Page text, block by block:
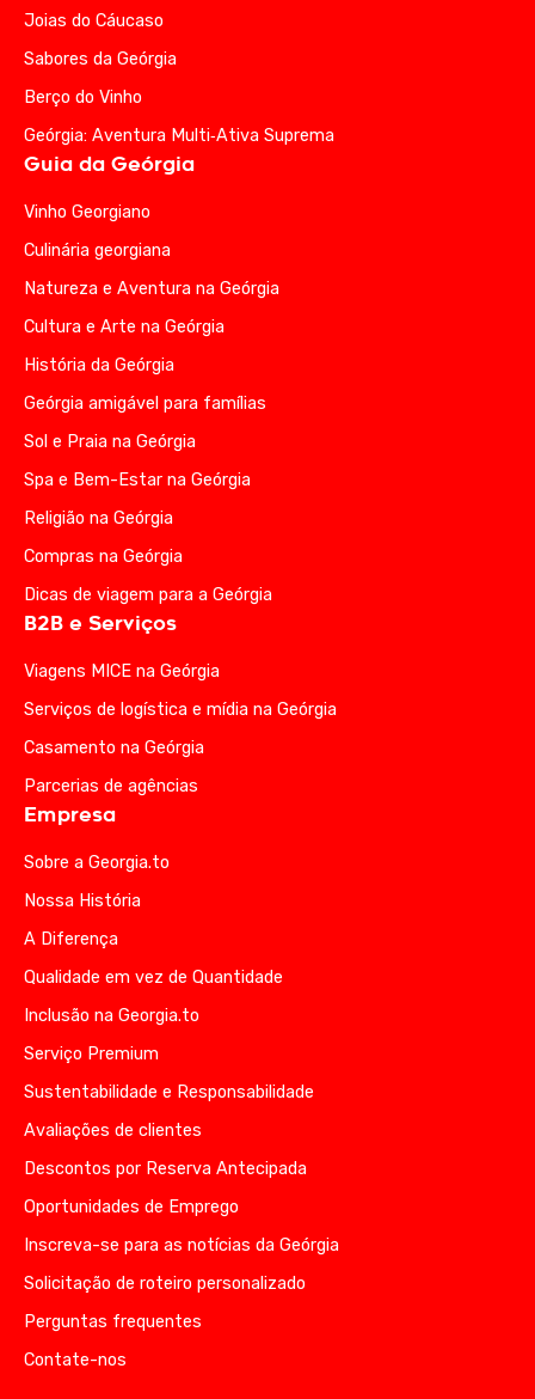
Joias do Cáucaso
Sabores da Geórgia
Berço do Vinho
Geórgia: Aventura Multi‑Ativa Suprema
Guia da Geórgia
Vinho Georgiano
Culinária georgiana
Natureza e Aventura na Geórgia
Cultura e Arte na Geórgia
História da Geórgia
Geórgia amigável para famílias
Sol e Praia na Geórgia
Spa e Bem-Estar na Geórgia
Religião na Geórgia
Compras na Geórgia
Dicas de viagem para a Geórgia
B2B e Serviços
Viagens MICE na Geórgia
Serviços de logística e mídia na Geórgia
Casamento na Geórgia
Parcerias de agências
Empresa
Sobre a Georgia.to
Nossa História
A Diferença
Qualidade em vez de Quantidade
Inclusão na Georgia.to
Serviço Premium
Sustentabilidade e Responsabilidade
Avaliações de clientes
Descontos por Reserva Antecipada
Oportunidades de Emprego
Inscreva-se para as notícias da Geórgia
Solicitação de roteiro personalizado
Perguntas frequentes
Contate-nos